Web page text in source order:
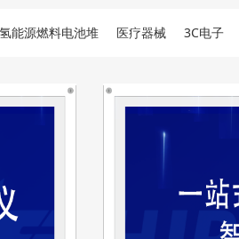
氢能源燃料电池堆 医疗器械 3C电子